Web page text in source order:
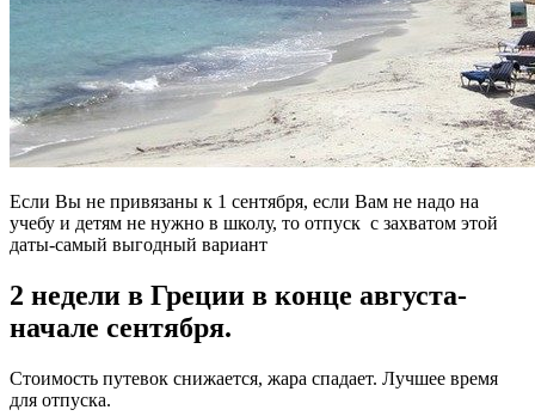
Если Вы не привязаны к 1 сентября, если Вам не надо на
учебу и детям не нужно в школу, то отпуск с захватом этой
даты-самый выгодный вариант
2 недели в Греции в конце августа-
начале сентября.
Стоимость путевок снижается, жара спадает. Лучшее время
для отпуска.